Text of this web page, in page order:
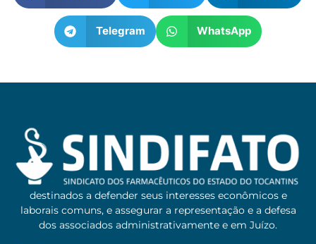
Telegram WhatsApp
destinados a defender seus interesses econômicos e
laborais comuns, e assegurar a representação e a defesa
dos associados administrativamente e em Juízo.